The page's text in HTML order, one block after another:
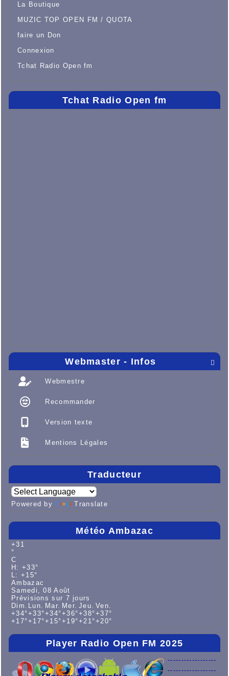
La Boutique
MUZIC TOP OPEN FM / QUOTA
faire un Don
Connexion
Tchat Radio Open fm
Tchat Radio Open fm

Webmaster - Infos
Webmestre
Recommander
Version texte
Mentions Légales
Traducteur
Powered by Translate
Météo Ambazac
+31
°
C
H: +33°
L: + 15°
Ambazac
Samedi, 08 Août
Prévisions sur 7 jours
Dim. Lun. Mar. Mer. Jeu. Ven.
+34°+33°+34°+36°+38°+37°
+ 17°+ 17°+ 15°+ 19°+21°+20°
Player Radio Open FM 2025
------------------
------------------